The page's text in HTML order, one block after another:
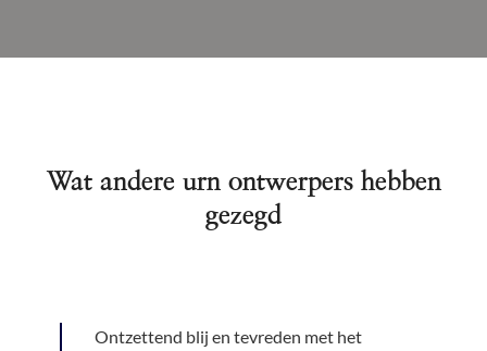
Wat andere urn ontwerpers hebben
gezegd
Ontzettend blij en tevreden met het